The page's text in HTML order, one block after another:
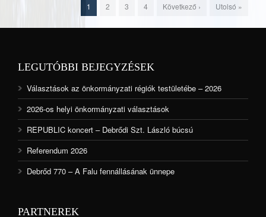
1 2 3 4 Következő › Utolsó »
LEGUTÓBBI BEJEGYZÉSEK
Választások az önkormányzati régiók testületébe – 2026
2026-os helyi önkormányzati választások
REPUBLIC koncert – Debrődi Szt. László búcsú
Referendum 2026
Debrőd 770 – A Falu fennállásának ünnepe
PARTNEREK